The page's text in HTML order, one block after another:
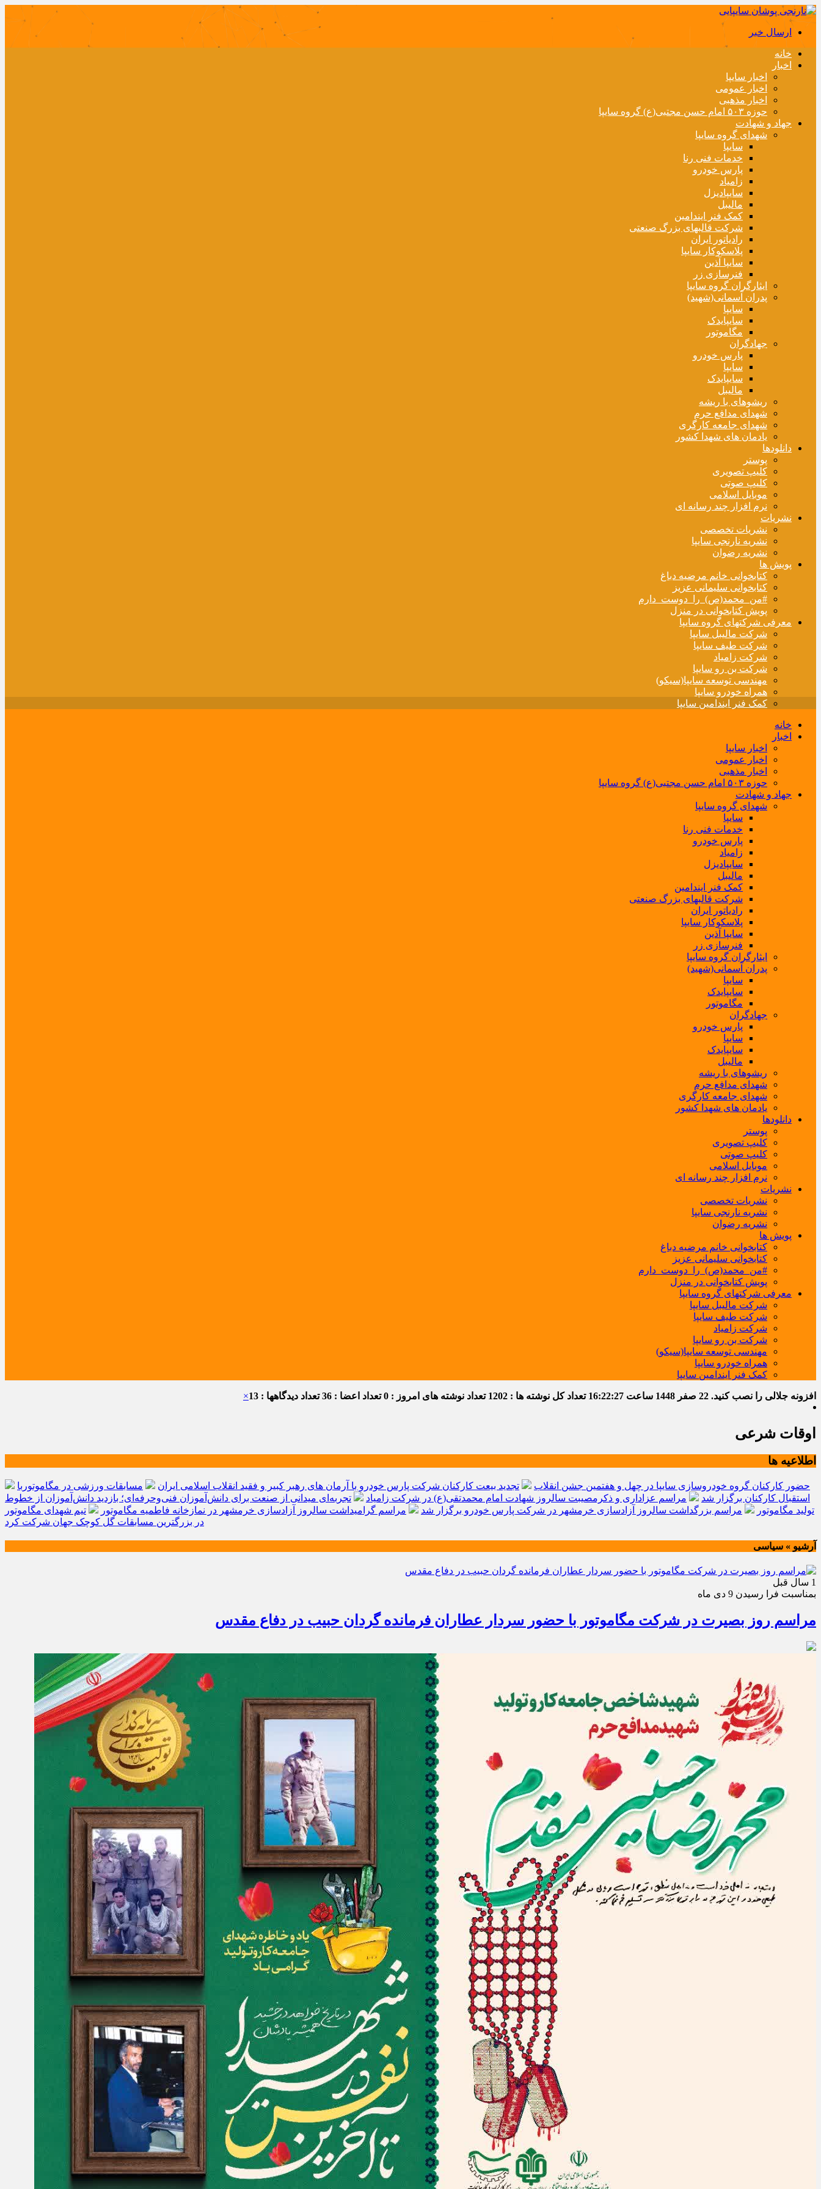
ارسال خبر
خانه
اخبار
اخبار سایپا
اخبار عمومی
اخبار مذهبی
حوزه ۵۰۳ امام حسن مجتبی(ع) گروه سایپا
جهاد و شهادت
شهدای گروه سایپا
سایپا
خدمات فنی رنا
پارس خودرو
زامیاد
سایپادیزل
مالیبل
کمک فنر ایندامین
شرکت قالبهای بزرگ صنعتی
رادیاتور ایران
پلاسکوکار سایپا
سایپا آذین
فنرسازی زر
ایثارگران گروه سایپا
پدران آسمانی(شهید)
سایپا
سایپایدک
مگاموتور
جهادگران
پارس خودرو
سایپا
سایپایدک
مالیبل
ریشوهای با ریشه
شهدای مدافع حرم
شهدای جامعه کارگری
یادمان های شهدا کشور
دانلودها
پوستر
کلیپ تصویری
کلیپ صوتی
موبایل اسلامی
نرم افزار چند رسانه ای
نشریات
نشریات تخصصی
نشریه نارنجی سایپا
نشریه رضوان
پویش ها
کتابخوانی خانم مرضیه دباغ
کتابخوانی سلیمانی عزیز
#من_محمد(ص)_را_دوست_دارم
پویش کتابخوانی در منزل
معرفی شرکتهای گروه سایپا
شرکت مالیبل سایپا
شرکت طیف سایپا
شرکت زامیاد
شرکت بن رو سایپا
مهندسی توسعه سایپا(سیکو)
همراه خودرو سایپا
کمک فنر ایندامین سایپا
خانه
اخبار
اخبار سایپا
اخبار عمومی
اخبار مذهبی
حوزه ۵۰۳ امام حسن مجتبی(ع) گروه سایپا
جهاد و شهادت
شهدای گروه سایپا
سایپا
خدمات فنی رنا
پارس خودرو
زامیاد
سایپادیزل
مالیبل
کمک فنر ایندامین
شرکت قالبهای بزرگ صنعتی
رادیاتور ایران
پلاسکوکار سایپا
سایپا آذین
فنرسازی زر
ایثارگران گروه سایپا
پدران آسمانی(شهید)
سایپا
سایپایدک
مگاموتور
جهادگران
پارس خودرو
سایپا
سایپایدک
مالیبل
ریشوهای با ریشه
شهدای مدافع حرم
شهدای جامعه کارگری
یادمان های شهدا کشور
دانلودها
پوستر
کلیپ تصویری
کلیپ صوتی
موبایل اسلامی
نرم افزار چند رسانه ای
نشریات
نشریات تخصصی
نشریه نارنجی سایپا
نشریه رضوان
پویش ها
کتابخوانی خانم مرضیه دباغ
کتابخوانی سلیمانی عزیز
#من_محمد(ص)_را_دوست_دارم
پویش کتابخوانی در منزل
معرفی شرکتهای گروه سایپا
شرکت مالیبل سایپا
شرکت طیف سایپا
شرکت زامیاد
شرکت بن رو سایپا
مهندسی توسعه سایپا(سیکو)
همراه خودرو سایپا
کمک فنر ایندامین سایپا
افزونه جلالی را نصب کنید. 22 صفر 1448 ساعت 16:22:28 تعداد کل نوشته ها : 1202 تعداد نوشته های امروز : 0 تعداد اعضا : 36 تعداد دیدگاهها : 13 ×
اوقات شرعی
اطلاعیه ها
حضور کارکنان گروه خودروسازی سایپا در چهل و هفتمین جشن انقلاب تجدید بیعت کارکنان شرکت پارس خودرو با آرمان های رهبر کبیر و فقید انقلاب اسلامی ایران
مسابقات ورزشی در مگاموتوربا
استقبال کارکنان برگزار شد
مراسم عزاداری و ذکرمصیبت سالروز شهادت امام محمدتقی(ع) در شرکت زامیاد
تجربه‌ای میدانی از صنعت برای دانش‌آموزان فنی‌وحرفه‌ای؛ بازدید دانش‌آموزان از خطوط
تولید مگاموتور
مراسم بزرگداشت سالروز آزادسازی خرمشهر در شرکت پارس خودرو برگزار شد مراسم گرامیداشت سالروز آزادسازی خرمشهر در نمازخانه فاطمیه مگاموتور
تیم شهدای مگاموتور
در بزرگترین مسابقات گل کوچک جهان شرکت کرد
آرشیو » سیاسی
1 سال قبل
بمناسبت فرا رسیدن 9 دی ماه
مراسم روز بصیرت در شرکت مگاموتور با حضور سردار عطاران فرمانده گردان حبیب در دفاع مقدس